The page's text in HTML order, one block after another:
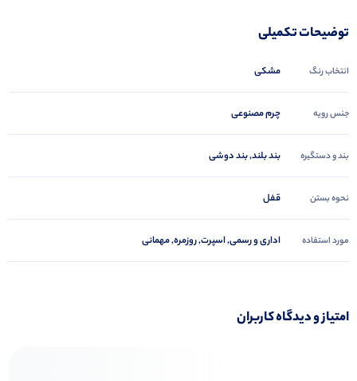
توضیحات تکمیلی
انتخاب رنگ مشکی
جنس رویه چرم مصنوعی
بند و دستگیره بند بلند, بند دوشی
نحوه بستن قفل
مورد استفاده اداری و رسمی, اسپرت, روزمره, مهمانی
امتیاز و دیدگاه کاربران